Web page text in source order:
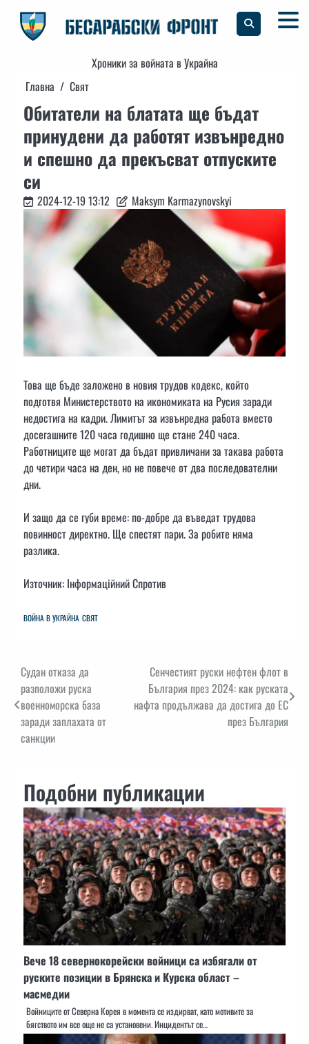
content
Хроники за войната в Украйна
Главна
Свят
Обитатели на блатата ще бъдат
принудени да работят извънредно
и спешно да прекъсват отпуските
си
2024-12-19 13:12 Maksym Karmazynovskyi
Това ще бъде заложено в новия трудов кодекс, който
подготвя Министерството на икономиката на Русия заради
недостига на кадри. Лимитът за извънредна работа вместо
досегашните 120 часа годишно ще стане 240 часа.
Работниците ще могат да бъдат привличани за такава работа
до четири часа на ден, но не повече от два последователни
дни.
И защо да се губи време: по-добре да въведат трудова
повинност директно. Ще спестят пари. За робите няма
разлика.
Източник: Інформаційний Спротив
ВОЙНА В УКРАЙНА СВЯТ
Навигация
Судан отказа да
разположи руска
военноморска база
заради заплахата от
санкции
Сенчестият руски нефтен флот в
България през 2024: как руската
нафта продължава да достига до ЕС
през България
Подобни публикации
Вече 18 севернокорейски войници са избягали от
руските позиции в Брянска и Курска област –
масмедии
Войниците от Северна Корея в момента се издирват, като мотивите за
бягството им все още не са установени. Инцидентът се…